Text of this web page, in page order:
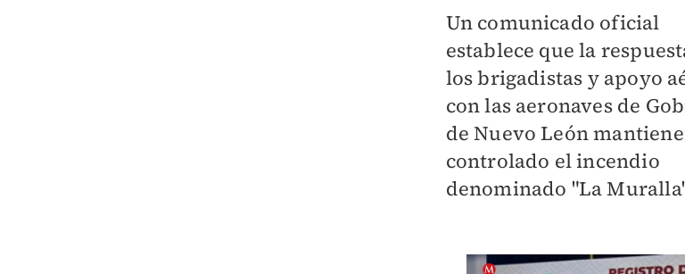
Un comunicado oficial
establece que la
los brigadistas y apoyo
con las aeronaves de
de Nuevo León
controlado el incendio
denominado "La